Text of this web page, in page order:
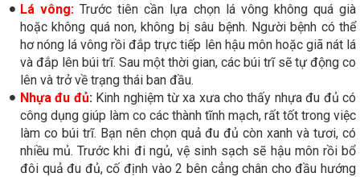
Lá vông: Trước tiên cần lựa chọn lá vông không quá già
hoặc không quá non, không bị sâu bệnh. Người bệnh có thể
hơ nóng lá vông rồi đắp trực tiếp lên hậu môn hoặc giã nát lá
và đắp lên búi trĩ. Sau một thời gian, các búi trĩ sẽ tự động co
lên và trở về trạng thái ban đầu.
Nhựa đu đủ: Kinh nghiệm từ xa xưa cho thấy nhựa đu đủ có
công dụng giúp làm co các thành tĩnh mạch, rất tốt trong việc
làm co búi trĩ. Bạn nên chọn quả đu đủ còn xanh và tươi, có
nhiều mủ. Trước khi đi ngủ, vệ sinh sạch sẽ hậu môn rồi bổ
đôi quả đu đủ, cố định vào 2 bên cẳng chân cho đầu hướng